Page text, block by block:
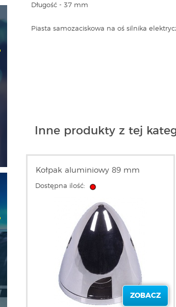
Długość - 37 mm
Piasta samozaciskowa na oś silnika
Inne produkty z tej
Kołpak aluminiowy 89 mm
Dostępna ilość:
ZOBACZ